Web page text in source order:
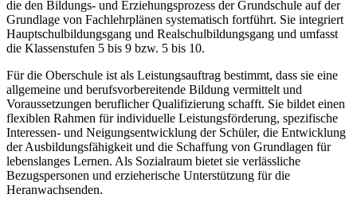
die den Bildungs- und Erziehungsprozess der Grundschule auf der
Grundlage von Fachlehrplänen systematisch fortführt. Sie integriert
Hauptschulbildungsgang und Realschulbildungsgang und umfasst
die Klassenstufen 5 bis 9 bzw. 5 bis 10.
Für die Oberschule ist als Leistungsauftrag bestimmt, dass sie eine
allgemeine und berufsvorbereitende Bildung vermittelt und
Voraussetzungen beruflicher Qualifizierung schafft. Sie bildet einen
flexiblen Rahmen für individuelle Leistungsförderung, spezifische
Interessen- und Neigungsentwicklung der Schüler, die Entwicklung
der Ausbildungsfähigkeit und die Schaffung von Grundlagen für
lebenslanges Lernen. Als Sozialraum bietet sie verlässliche
Bezugspersonen und erzieherische Unterstützung für die
Heranwachsenden.